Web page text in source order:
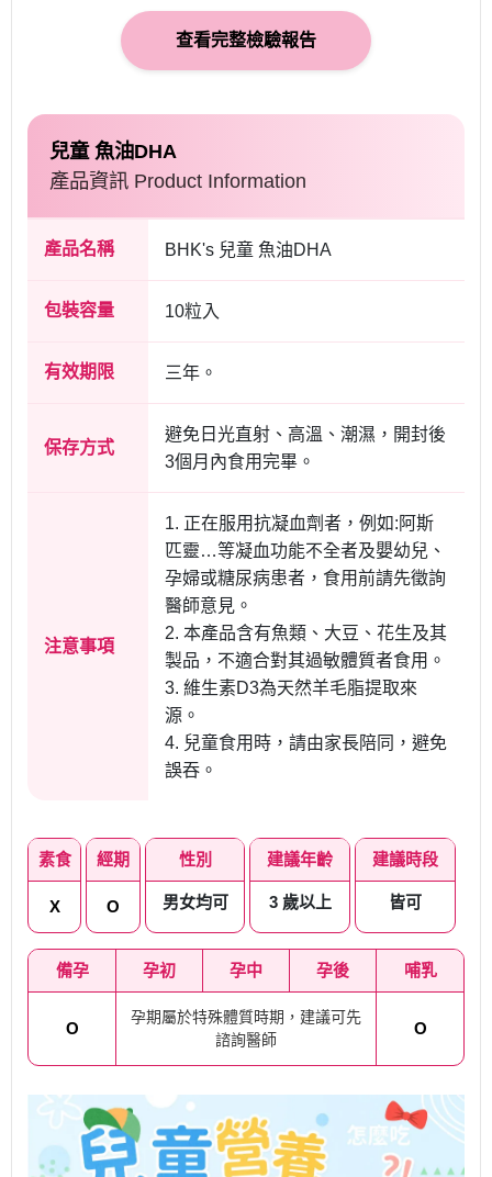
查看完整檢驗報告
兒童 魚油DHA
產品資訊 Product Information
產品名稱 BHK's 兒童 魚油DHA
包裝容量 10粒入
有效期限 三年。
保存方式
避免日光直射、高溫、潮濕，開封後
3個月內食用完畢。
注意事項
1. 正在服用抗凝血劑者，例如:阿斯
匹靈…等凝血功能不全者及嬰幼兒、
孕婦或糖尿病患者，食用前請先徵詢
醫師意見。
2. 本產品含有魚類、大豆、花生及其
製品，不適合對其過敏體質者食用。
3. 維生素D3為天然羊毛脂提取來
源。
4. 兒童食用時，請由家長陪同，避免
誤吞。
素食
X
經期
O
性別
男女均可
建議年齡
3 歲以上
建議時段
皆可
備孕 孕初 孕中 孕後 哺乳
O
孕期屬於特殊體質時期，建議可先
諮詢醫師
O